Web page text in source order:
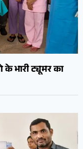
के भारी ट्यूमर का